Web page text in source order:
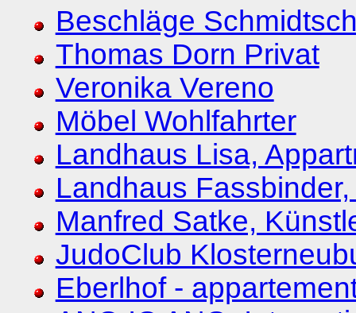
Beschläge
Thomas Dorn Privat
Veronika Vereno
Möbel Wohlfahrter
Landhaus Lisa,
Landhaus
Manfred Satke,
JudoClub
Eberlhof -